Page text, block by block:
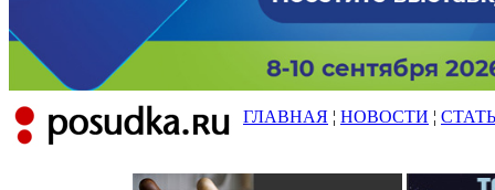
ГЛАВНАЯ ¦ НОВОСТИ ¦